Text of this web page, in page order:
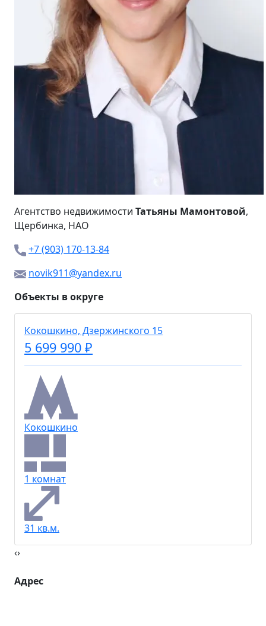
Агентство недвижимости Татьяны Мамонтовой,
Щербинка, НАО
+7 (903) 170-13-84
novik911@yandex.ru
Объекты в округе
Кокошкино, Дзержинского 15
5 699 990 ₽
Кокошкино